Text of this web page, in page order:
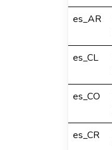
es_AR
es_CL
es_CO
es_CR